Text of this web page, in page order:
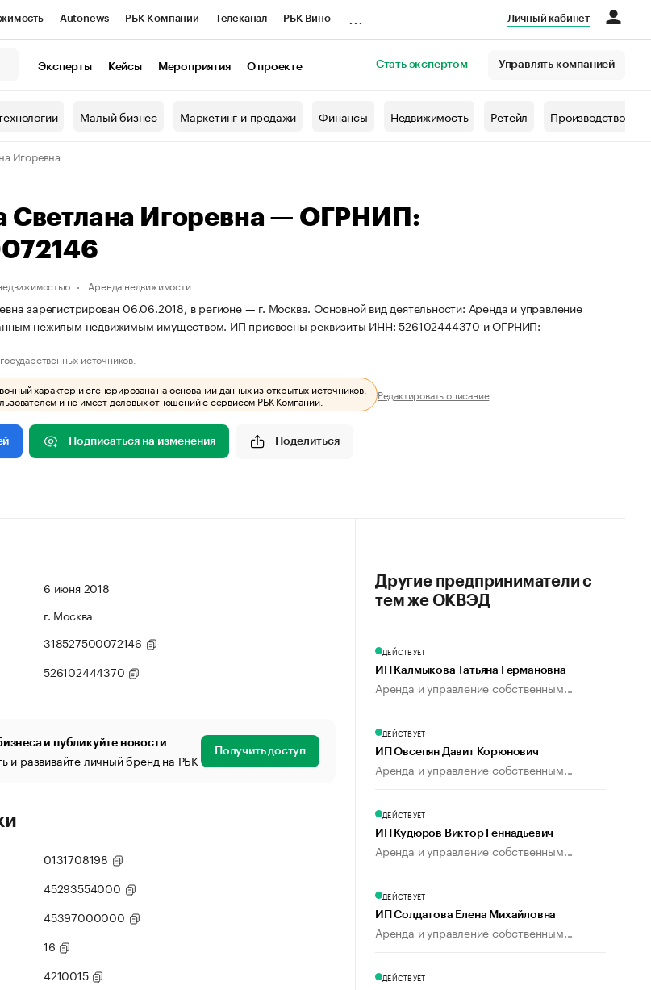
Autonews РБК Компании Телеканал РБК Вино Личный кабинет
Эксперты Кейсы Мероприятия О проекте Стать экспертом Управлять компанией
Малый бизнес Маркетинг и продажи Финансы Недвижимость Ретейл Производство
Игоревна
Светлана Игоревна — ОГРНИП:
Аренда недвижимости
зарегистрирован 06.06.2018, в регионе — г. Москва. Основной вид деятельности: Аренда и управление
нежилым недвижимым имуществом. ИП присвоены реквизиты ИНН: 526102444370 и ОГРНИП:
источников.
характер и сгенерирована на основании данных из открытых источников.
и не имеет деловых отношений с сервисом РБК Компании. Редактировать описание
Подписаться на изменения Поделиться
6 июня 2018
г. Москва
318527500072146
526102444370
и публикуйте новости
и развивайте личный бренд на РБК Получить доступ
0131708198
45293554000
45397000000
16
4210015
Другие предприниматели с
тем же ОКВЭД
ДЕЙСТВУЕТ
ИП Калмыкова Татьяна Германовна
Аренда и управление собственным...
ДЕЙСТВУЕТ
ИП Овсепян Давит Корюнович
Аренда и управление собственным...
ДЕЙСТВУЕТ
ИП Кудюров Виктор Геннадьевич
Аренда и управление собственным...
ДЕЙСТВУЕТ
ИП Солдатова Елена Михайловна
Аренда и управление собственным...
ДЕЙСТВУЕТ